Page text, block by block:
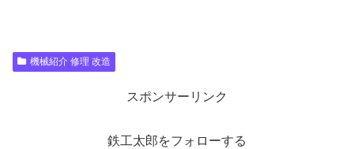
機械紹介 修理 改造
スポンサーリンク
鉄工太郎をフォローする